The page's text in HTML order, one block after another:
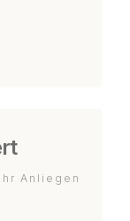
Anliegen